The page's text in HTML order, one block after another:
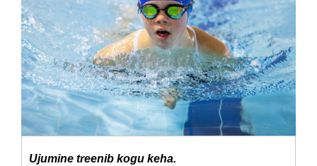
Ujumine treenib kogu keha.